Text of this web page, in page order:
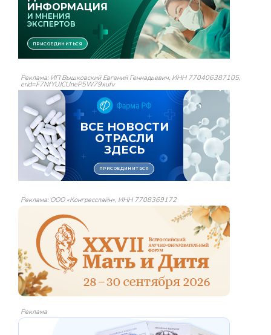
Реклама: ИП Вышковский Евгений Геннадьевич, ИНН 770406387105,
erid=F7NfYUJCUneP5W79xufv
Реклама: ООО «Конгресслайн», ИНН 7708369172
Реклама